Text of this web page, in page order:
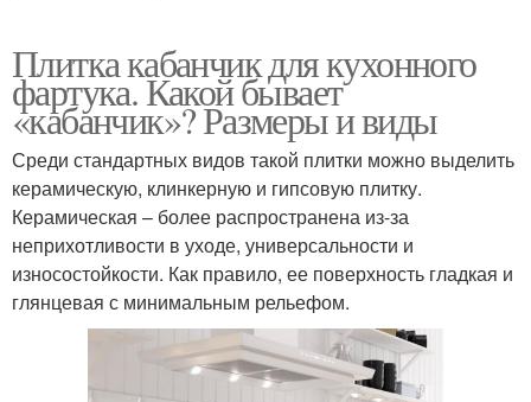
Плитка кабанчик для кухонного
фартука. Какой бывает
«кабанчик»? Размеры и виды
Среди стандартных видов такой плитки можно выделить
керамическую, клинкерную и гипсовую плитку.
Керамическая – более распространена из-за
неприхотливости в уходе, универсальности и
износостойкости. Как правило, ее поверхность гладкая и
глянцевая с минимальным рельефом.